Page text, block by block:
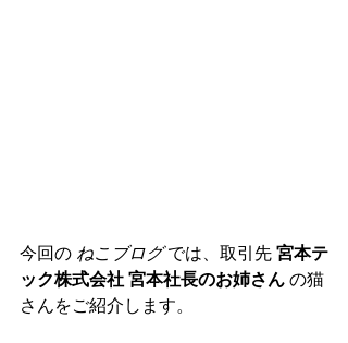
今回の ねこブログ では、取引先 宮本テ
ック株式会社 宮本社長のお姉さん の猫
さんをご紹介します。